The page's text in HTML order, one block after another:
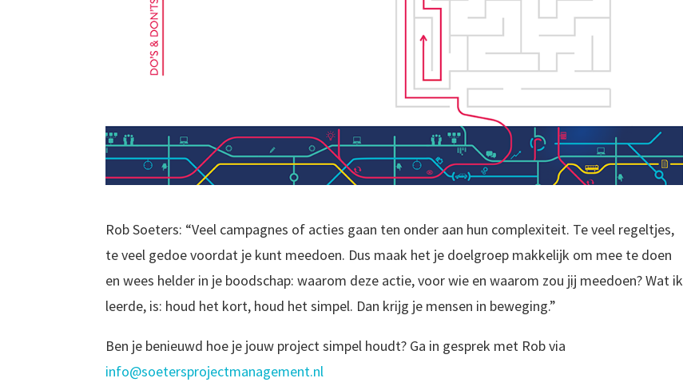
Rob Soeters: “Veel campagnes of acties gaan ten onder aan hun complexiteit. Te veel regeltjes,
te veel gedoe voordat je kunt meedoen. Dus maak het je doelgroep makkelijk om mee te doen
en wees helder in je boodschap: waarom deze actie, voor wie en waarom zou jij meedoen? Wat ik
leerde, is: houd het kort, houd het simpel. Dan krijg je mensen in beweging.”
Ben je benieuwd hoe je jouw project simpel houdt? Ga in gesprek met Rob via
info@soetersprojectmanagement.nl